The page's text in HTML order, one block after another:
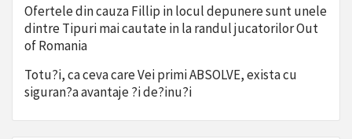
Ofertele din cauza Fillip in locul depunere sunt unele
dintre Tipuri mai cautate in la randul jucatorilor Out
of Romania
Totu?i, ca ceva care Vei primi ABSOLVE, exista cu
siguran?a avantaje ?i de?inu?i